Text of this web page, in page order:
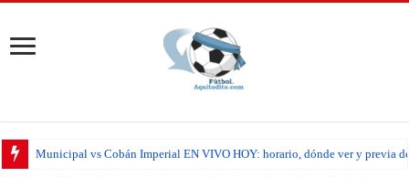
Municipal vs Cobán Imperial EN VIVO HOY: horario, dónde ver y previa